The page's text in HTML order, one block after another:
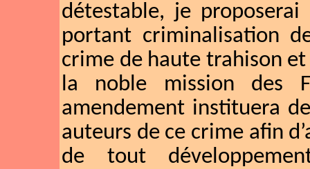
détestable, je
portant criminalisation
crime de haute trahison
la noble mission des
amendement instituera
auteurs de ce crime afin
de tout